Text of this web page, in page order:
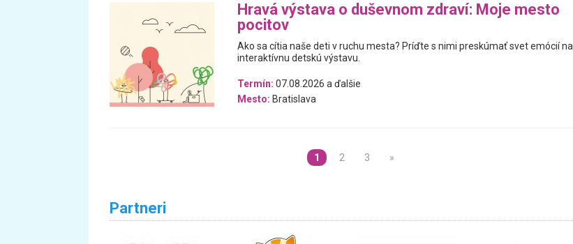
Hravá výstava o duševnom zdraví: Moje mesto
pocitov
Ako sa cítia naše deti v ruchu mesta? Príďte s nimi preskúmať svet emócií na
interaktívnu detskú výstavu.
Termín: 07.08.2026 a ďalšie
Mesto: Bratislava
1 2 3 »
Partneri